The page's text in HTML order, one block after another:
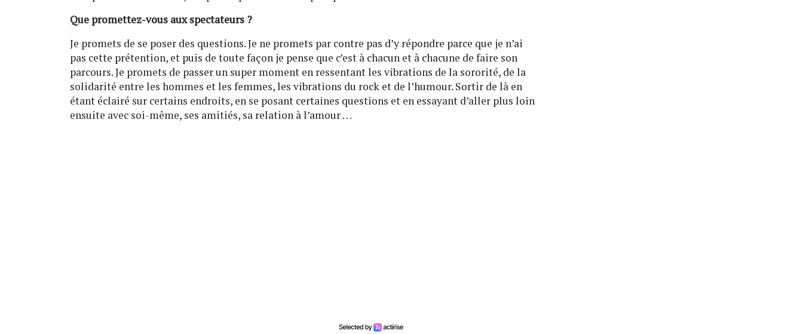
Que promettez-vous aux spectateurs ?
Je promets de se poser des questions. Je ne promets par contre pas d’y répondre parce que je n’ai
pas cette prétention, et puis de toute façon je pense que c’est à chacun et à chacune de faire son
parcours. Je promets de passer un super moment en ressentant les vibrations de la sororité, de la
solidarité entre les hommes et les femmes, les vibrations du rock et de l’humour. Sortir de là en
étant éclairé sur certains endroits, en se posant certaines questions et en essayant d’aller plus loin
ensuite avec soi-même, ses amitiés, sa relation à l’amour …